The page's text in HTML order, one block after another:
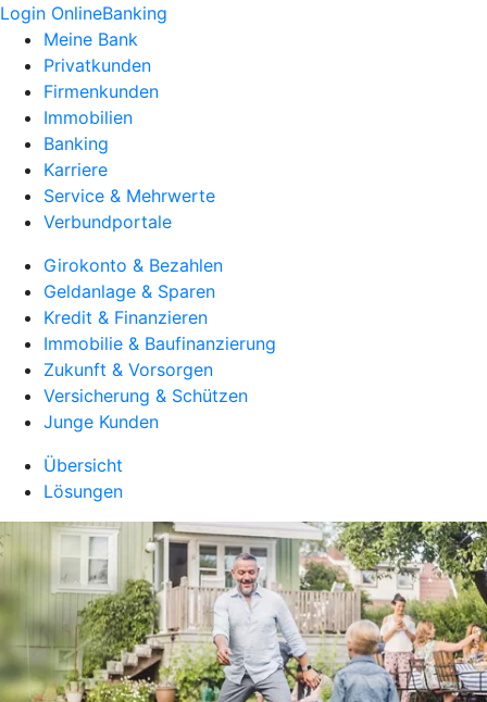
Login OnlineBanking
Meine Bank
Privatkunden
Firmenkunden
Immobilien
Banking
Karriere
Service & Mehrwerte
Verbundportale
Girokonto & Bezahlen
Geldanlage & Sparen
Kredit & Finanzieren
Immobilie & Baufinanzierung
Zukunft & Vorsorgen
Versicherung & Schützen
Junge Kunden
Übersicht
Lösungen